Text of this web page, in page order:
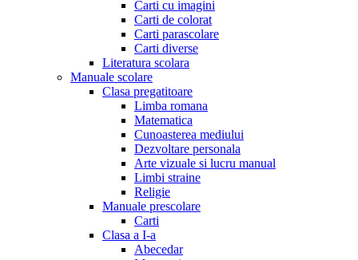
Carti cu imagini
Carti de colorat
Carti parascolare
Carti diverse
Literatura scolara
Manuale scolare
Clasa pregatitoare
Limba romana
Matematica
Cunoasterea mediului
Dezvoltare personala
Arte vizuale si lucru manual
Limbi straine
Religie
Manuale prescolare
Carti
Clasa a I-a
Abecedar